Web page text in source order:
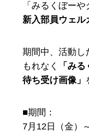
「みるくぼー
新入部員ウェル
期間中、活動し
もれなく
「み
待ち受け画像」
■期間：
7月12日（金）